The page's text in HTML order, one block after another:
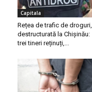
Capitala
Rețea de trafic de droguri,
destructurată la Chișinău:
trei tineri reținuți,...